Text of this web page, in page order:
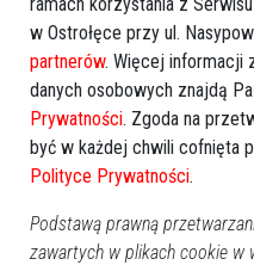
Obserwuj nas i
Dodaj eOstroleka do
w Ostrołęce przy ul.
partnerów. Więcej informacji
danych osobowych znajdą
Prywatności. Zgoda na
być w każdej chwili cofnięta
Polityce Prywatności.
Podstawą prawną
zawartych w plikach cookie w